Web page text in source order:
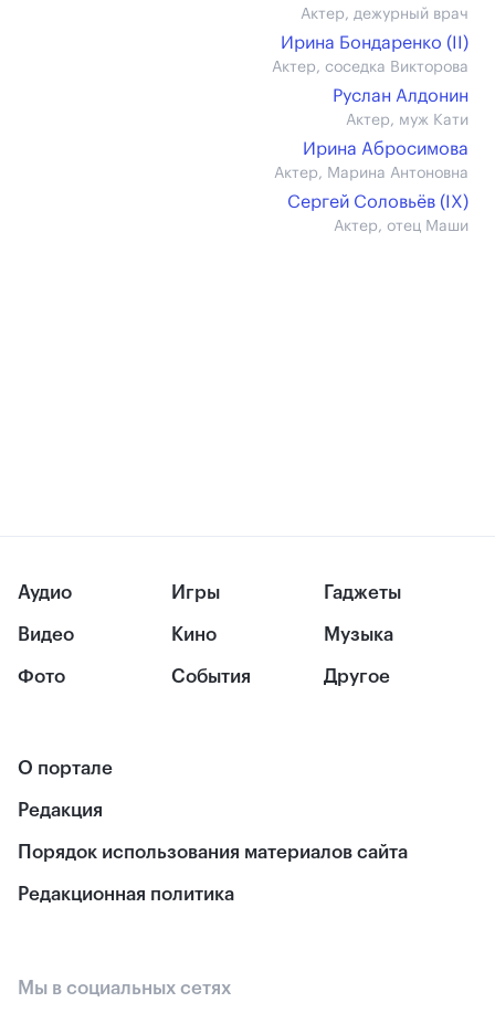
Актер, дежурный врач
Ирина Бондаренко (II)
Актер, соседка Викторова
Руслан Алдонин
Актер, муж Кати
Ирина Абросимова
Актер, Марина Антоновна
Сергей Соловьёв (IX)
Актер, отец Маши
Аудио
Видео
Фото
Игры
Кино
События
Гаджеты
Музыка
Другое
О портале
Редакция
Порядок использования материалов сайта
Редакционная политика
Мы в социальных сетях